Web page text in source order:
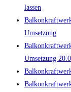
lassen
Umsetzung
Umsetzung